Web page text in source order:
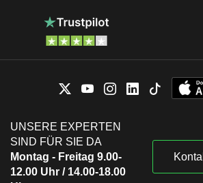
UNSERE EXPERTEN
SIND FÜR SIE DA
Montag - Freitag 9.00-
12.00 Uhr / 14.00-18.00